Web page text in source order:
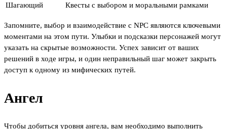
Шагающий
Квесты с выбором и моральными рамками
Запомните, выбор и взаимодействие с NPC являются ключевыми
моментами на этом пути. Улыбки и подсказки персонажей могут
указать на скрытые возможности. Успех зависит от ваших
решений в ходе игры, и один неправильный шаг может закрыть
доступ к одному из мифических путей.
Ангел
Чтобы добиться уровня ангела, вам необходимо выполнить